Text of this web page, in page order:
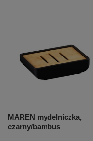
MAREN mydelniczka,
czarny/bambus